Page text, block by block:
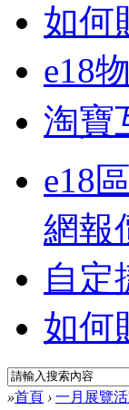
如何
e18
淘寶
e18
網報
自定
如何
»首頁 › 一月展覽